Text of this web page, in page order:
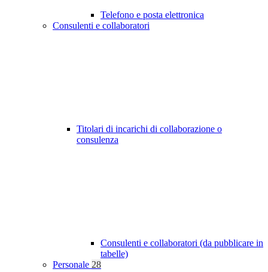
Telefono e posta elettronica
Consulenti e collaboratori
Titolari di incarichi di collaborazione o
consulenza
Consulenti e collaboratori (da pubblicare in
tabelle)
Personale 28